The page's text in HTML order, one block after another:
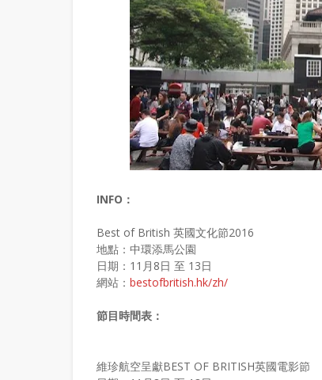
INFO：
Best of British 英國文化節2016
地點：中環添馬公園
日期：11月8日 至 13日
網站： bestofbritish.hk/zh/
節目時間表：
維珍航空呈獻BEST OF BRITISH英國電影節